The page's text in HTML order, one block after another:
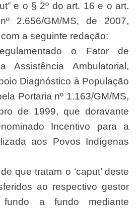
e o § 2º do art. 16 e o art.
2.656/GM/MS, de 2007,
a seguinte redação:
o Fator de
Assistência Ambulatorial,
Diagnóstico à População
Portaria nº 1.163/GM/MS,
de 1999, que doravante
Incentivo para a
aos Povos Indígenas
que tratam o ‘caput’ deste
ao respectivo gestor
fundo a fundo mediante